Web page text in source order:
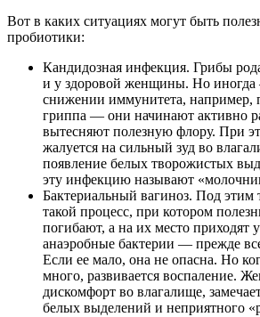
Вот в каких ситуациях могут быть
пробиотики:
Кандидозная инфекция. Грибы
и у здоровой женщины. Но
снижении иммунитета, например,
гриппа — они начинают активно
вытесняют полезную флору. При
жалуется на сильный зуд во
появление белых творожистых
эту инфекцию называют
Бактериальный вагиноз. Под
такой процесс, при котором
погибают, а на их место приходят
анаэробные бактерии — прежде
Если ее мало, она не опасна. Но
много, развивается воспаление.
дискомфорт во влагалище,
белых выделений и неприятного